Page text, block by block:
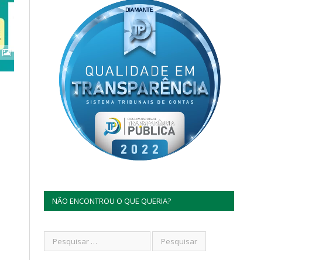
NÃO ENCONTROU O QUE QUERIA?